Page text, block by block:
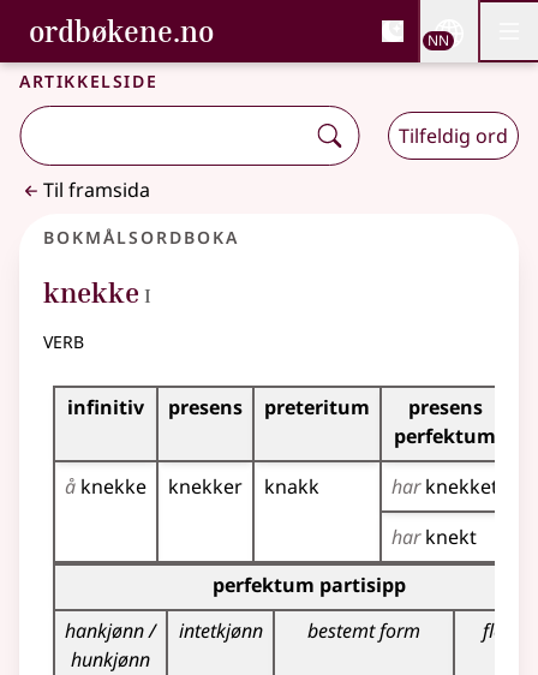
Gå til hovudinnhald
Tilgjenge
ordbøkene.no, Bokmålsordboka og
Bokmålsordboka og Nynorskordboka
NN
Artikkelside
Tilfeldig ord
Til framsida
Bokmålsordboka
knekke 1
I
verb
Bøyingstabell for dette verbet
infinitiv presens preteritum
presens
perfektum
å knekke knekker knakk harknekket
harknekt
Bøyingstabell for dette verbet (partisippformer)
perfektum partisipp
hankjønn /
hunkjønn
intetkjønn bestemt form flertall